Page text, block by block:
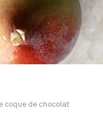
coque de chocolat